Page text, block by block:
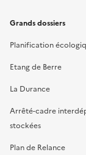
Grands dossiers
Planification
Etang de Berre
La Durance
Arrêté-cadre
stockées
Plan de Relance